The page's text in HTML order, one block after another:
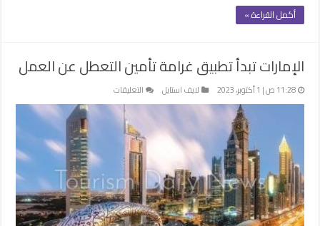
أكمل القراءة »
الإمارات تبدأ تطبيق غرامة تأمين التعطل عن العمل
11:28 ص | 1 أكتوبر، 2023 لايف استايل التعليقات
الإمارات
تبدأ
تأمين
التعطل
عن
العمل
مغلقة